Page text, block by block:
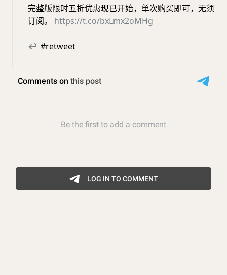
完整版限时五折优惠现已开始，单次购买即可，无须
订阅。 https://t.co/bxLmx2oMHg
↩ #retweet